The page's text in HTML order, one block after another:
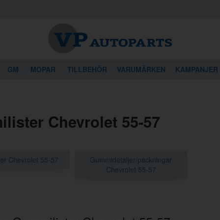
GM MOPAR TILLBEHÖR VARUMÄRKEN KAMPANJER
Chevrolet 55-57
Chevrolet 55-57
Gummidetaljer/packningar
Chevrolet 55-57